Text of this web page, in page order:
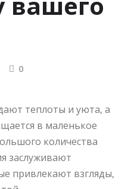
0
теплоты и уюта, а
в маленькое
количества
заслуживают
привлекают взгляды,